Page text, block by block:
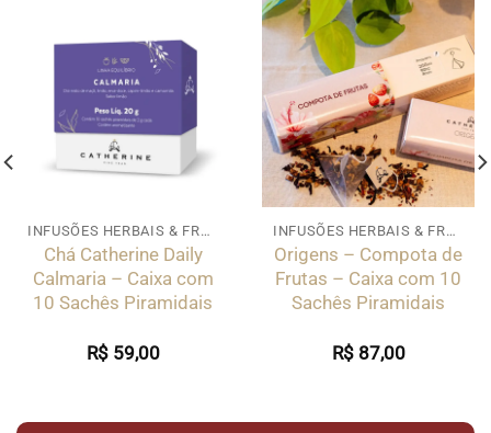
INFUSÕES HERBAIS & FRUTADAS
Chá Catherine Daily
Calmaria – Caixa com
10 Sachês Piramidais
R$59,00
INFUSÕES HERBAIS & FRUTADAS
Origens – Compota de
Frutas – Caixa com 10
Sachês Piramidais
R$87,00